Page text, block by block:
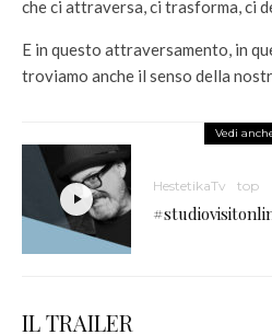
che ci attraversa, ci trasforma, ci
E in questo attraversamento, in
troviamo anche il senso della
Vedi
HestetikaTv top
IL TRAILER